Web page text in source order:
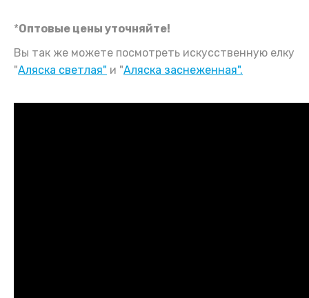
*Оптовые цены уточняйте!
Вы так же можете посмотреть искусственную елку
"Аляска светлая" и "Аляска заснеженная".